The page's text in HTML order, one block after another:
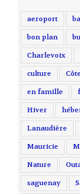
aeroport
bon plan
Charlevoix
culture
en famille
Hiver
Lanaudière
Mauricie
Nature
saguenay